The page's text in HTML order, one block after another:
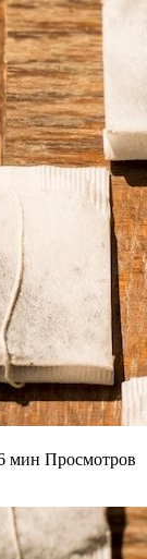
мин Просмотров